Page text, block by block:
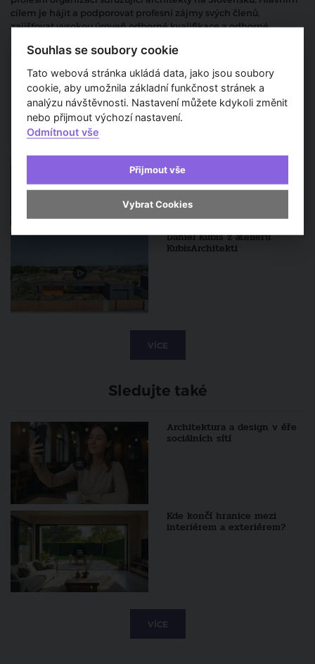
cílem je hájit a podporovat profesní zájmy svých členů,
zajišťovat vysokou úroveň odborné kvalifikace a odborné
dbát na dodržování profesní etiky.
Pořad TV Architect na Slovensku
Bratislavě navrhnou
architekti z Itálie
Daniel Kubiš z ateliéru
KubisArchitekti
VÍCE
Sledujte také
Architektura a design v éře
sociálních sítí
Kde končí hranice mezi
interiérem a exteriérem?
VÍCE
Souhlas se soubory cookie
Tato webová stránka ukládá data, jako jsou soubory
cookie, aby umožnila základní funkčnost stránek a
analýzu návštěvnosti. Nastavení můžete kdykoli změnit
nebo přijmout výchozí nastavení.
Odmítnout vše
Přijmout vše
Vybrat Cookies